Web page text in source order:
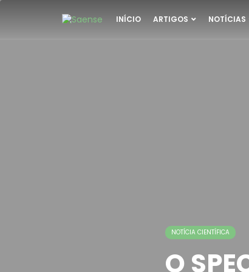
INÍCIO ARTIGOS NOTÍCIAS
NOTÍCIA CIENTÍFICA
O